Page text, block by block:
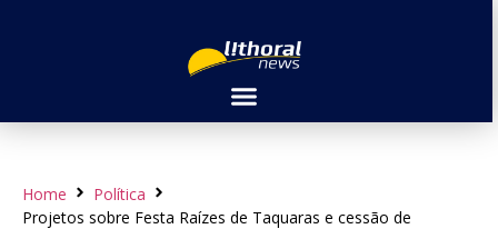
Home
Política
Projetos sobre Festa Raízes de Taquaras e cessão de